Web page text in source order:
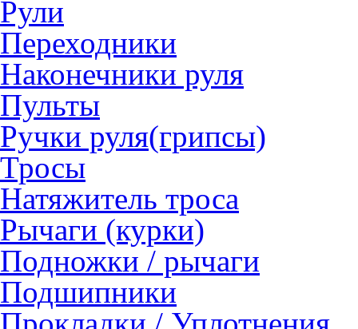
Рули
Переходники
Наконечники руля
Пульты
Ручки руля(грипсы)
Тросы
Натяжитель троса
Рычаги (курки)
Подножки / рычаги
Подшипники